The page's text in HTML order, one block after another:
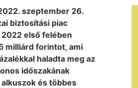
szeptember 26.
biztosítási piac
első felében
milliárd forintot, ami
haladta meg az
időszakának
és többes